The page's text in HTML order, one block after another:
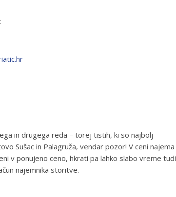
in drugega reda – torej tistih, ki so najbolj
Sušac in Palagruža, vendar pozor! V ceni najema
v ponujeno ceno, hkrati pa lahko slabo vreme tudi
najemnika storitve.